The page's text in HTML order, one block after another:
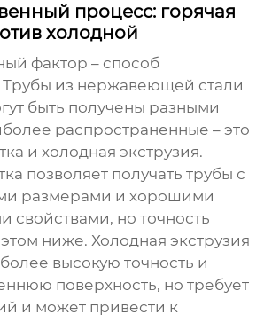
процесс: горячая
холодной
фактор – способ
Трубы из нержавеющей стали
быть получены разными
распространенные – это
и холодная экструзия.
позволяет получать трубы с
размерами и хорошими
свойствами, но точность
ниже. Холодная экструзия
высокую точность и
поверхность, но требует
и может привести к